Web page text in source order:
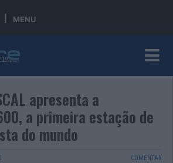
MENU
apresenta a
a primeira estação de
do mundo
COMENTAR